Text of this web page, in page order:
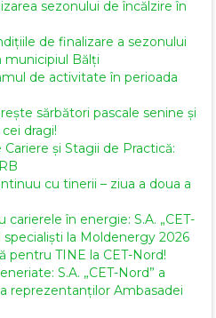
sezonului de încălzire în
de finalizare a sezonului
municipiul Bălți
de activitate în perioada
sărbători pascale senine și
dragi!
și Stagii de Practică:
cu tinerii – ziua a doua a
în energie: S.A. „CET-
specialiști la Moldenergy 2026
pentru TINE la CET-Nord!
S.A. „CET-Nord” a
reprezentanților Ambasadei